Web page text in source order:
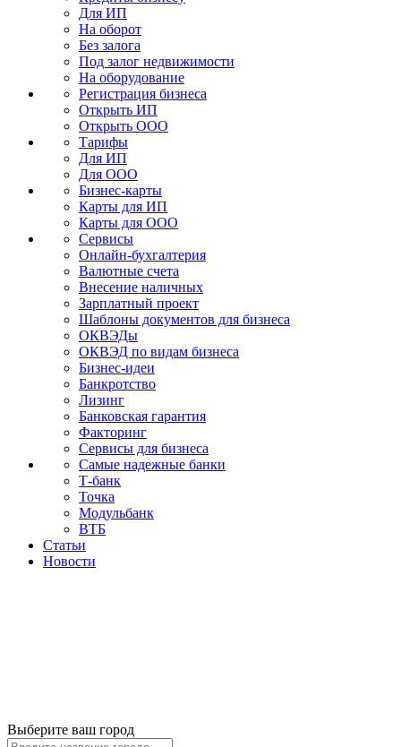
Для ИП
На оборот
Без залога
Под залог недвижимости
На оборудование
Регистрация бизнеса
Открыть ИП
Открыть ООО
Тарифы
Для ИП
Для ООО
Бизнес-карты
Карты для ИП
Карты для ООО
Сервисы
Онлайн-бухгалтерия
Валютные счета
Внесение наличных
Зарплатный проект
Шаблоны документов для бизнеса
ОКВЭДы
ОКВЭД по видам бизнеса
Бизнес-идеи
Банкротство
Лизинг
Банковская гарантия
Факторинг
Сервисы для бизнеса
Самые надежные банки
Т-банк
Точка
Модульбанк
ВТБ
Статьи
Новости
Выберите ваш город